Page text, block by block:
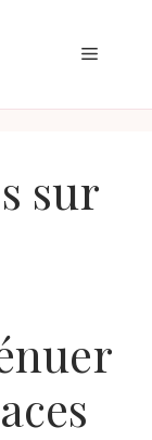
Menu
sur